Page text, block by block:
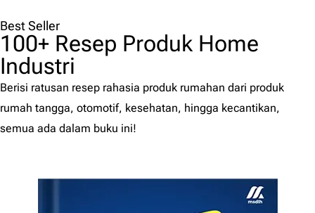
Best Seller
100+ Resep Produk Home
Industri
Berisi ratusan resep rahasia produk rumahan dari produk
rumah tangga, otomotif, kesehatan, hingga kecantikan,
semua ada dalam buku ini!